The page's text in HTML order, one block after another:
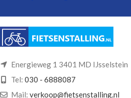
Energieweg 1 3401 MD IJsselstein
Tel: 030 - 6888087
Mail: verkoop@fietsenstalling.nl